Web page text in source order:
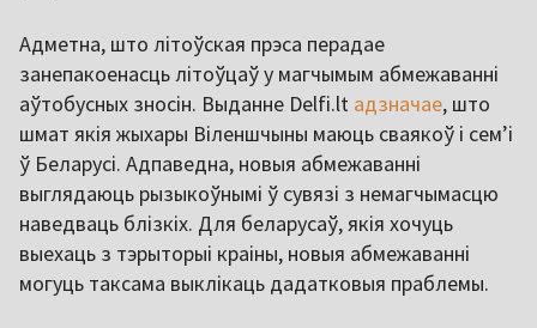
Адметна, што літоўская прэса перадае
занепакоенасць літоўцаў у магчымым абмежаванні
аўтобусных зносін. Выданне Delfi.lt адзначае, што
шмат якія жыхары Віленшчыны маюць сваякоў і сем’і
ў Беларусі. Адпаведна, новыя абмежаванні
выглядаюць рызыкоўнымі ў сувязі з немагчымасцю
наведваць блізкіх. Для беларусаў, якія хочуць
выехаць з тэрыторыі краіны, новыя абмежаванні
могуць таксама выклікаць дадатковыя праблемы.